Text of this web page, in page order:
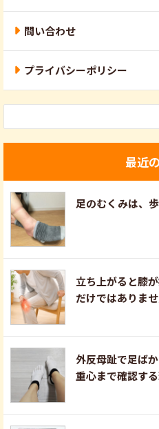
問い合わせ
プライバシーポリシー
最近
足のむくみは、
立ち上がると膝
だけではありま
外反母趾で足ば
重心まで確認す